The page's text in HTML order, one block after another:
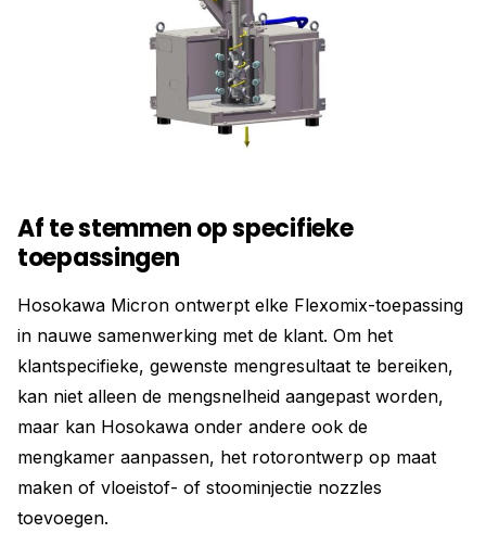
Af te stemmen op specifieke
toepassingen
Hosokawa Micron ontwerpt elke Flexomix-toepassing
in nauwe samenwerking met de klant. Om het
klantspecifieke, gewenste mengresultaat te bereiken,
kan niet alleen de mengsnelheid aangepast worden,
maar kan Hosokawa onder andere ook de
mengkamer aanpassen, het rotorontwerp op maat
maken of vloeistof- of stoominjectie nozzles
toevoegen.